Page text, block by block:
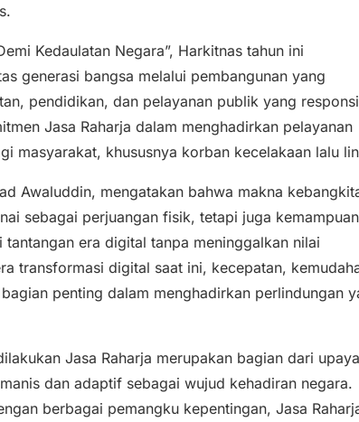
Kedaulatan Negara”, Harkitnas tahun ini
generasi bangsa melalui pembangunan yang
pendidikan, dan pelayanan publik yang
Jasa Raharja dalam menghadirkan pelayanan
masyarakat, khususnya korban kecelakaan lalu
Awaluddin, mengatakan bahwa makna
sebagai perjuangan fisik, tetapi juga kemampuan
era digital tanpa meninggalkan nilai
transformasi digital saat ini, kecepatan,
penting dalam menghadirkan perlindungan
Jasa Raharja merupakan bagian dari upaya
dan adaptif sebagai wujud kehadiran negara.
berbagai pemangku kepentingan, Jasa